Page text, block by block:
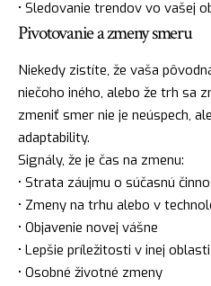
• Sledovanie trendov vo vašej
Pivotovanie a zmeny smeru
Niekedy zistíte, že vaša
niečoho iného, alebo že trh sa
zmeniť smer nie je neúspech,
adaptability.
Signály, že je čas na zmenu:
• Strata záujmu o súčasnú
• Zmeny na trhu alebo v
• Objavenie novej vášne
• Lepšie príležitosti v inej oblasti
• Osobné životné zmeny